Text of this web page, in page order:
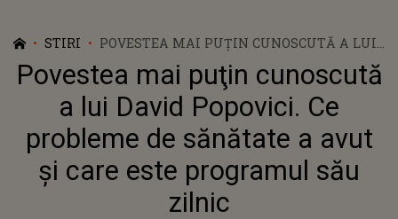
STIRI
POVESTEA MAI PUŢIN CUNOSCUTĂ A LUI
DAVID POPOVICI. CE PROBLEME DE
SĂNĂTATE A AVUT ŞI CARE ESTE
PROGRAMUL SĂU ZILNIC
Povestea mai puţin cunoscută
a lui David Popovici. Ce
probleme de sănătate a avut
şi care este programul său
zilnic